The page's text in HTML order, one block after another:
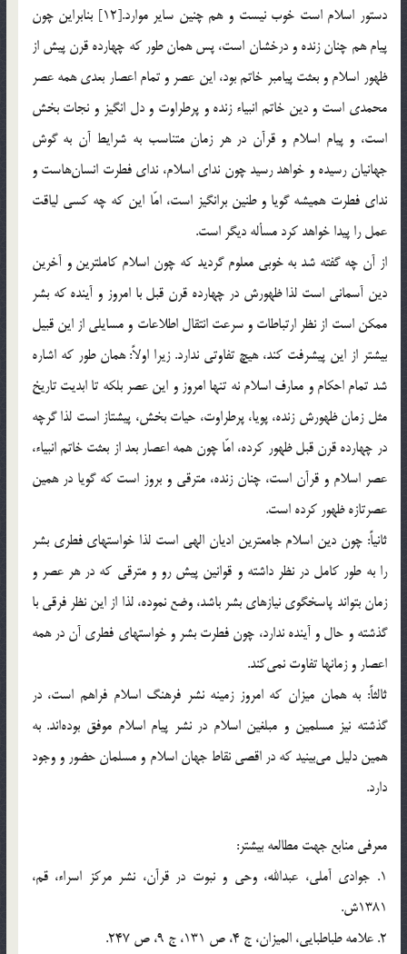
دستور اسلام است خوب نيست و هم چنين ساير موارد.[12] بنابراين چون
پيام هم چنان زنده و درخشان است، پس همان طور كه چهارده قرن پيش از
ظهور اسلام و بعثت پيامبر خاتم بود، اين عصر و تمام اعصار بعدي همه عصر
محمدي است و دين خاتم انبياء زنده و پرطراوت و دل انگيز و نجات بخش
است، و پيام اسلام و قرآن در هر زمان متناسب به شرايط آن به گوش
جهانيان رسيده و خواهد رسيد چون نداي اسلام، نداي فطرت انسان‌هاست و
نداي فطرت هميشه گويا و طنين برانگيز است، امّا اين كه چه كسي لياقت
عمل را پيدا خواهد كرد مسأله ديگر است.
از آن چه گفته شد به خوبي معلوم گرديد كه چون اسلام كاملترين و آخرين
دين آسماني است لذا ظهورش در چهارده قرن قبل با امروز و آينده كه بشر
ممكن است از نظر ارتباطات و سرعت انتقال اطلاعات و مسايلي از اين قبيل
بيشتر از اين پيشرفت كند، هيچ تفاوتي ندارد. زيرا اولاً: همان طور كه اشاره
شد تمام احكام و معارف اسلام نه تنها امروز و اين عصر بلكه تا ابديت تاريخ
مثل زمان ظهورش زنده، پويا، پرطراوت، حيات بخش، پيشتاز است لذا گرچه
در چهارده قرن قبل ظهور كرده، امّا چون همه اعصار بعد از بعثت خاتم انبياء،
عصر اسلام و قرآن است، چنان زنده، مترقي و بروز است كه گويا در همين
عصرتازه ظهور كرده است.
ثانياً: چون دين اسلام جامعترين اديان الهي است لذا خواستهاي فطري بشر
را به طور كامل در نظر داشته و قوانين پيش رو و مترقي كه در هر عصر و
زمان بتواند پاسخگوي نيازهاي بشر باشد، وضع نموده‌، لذا از اين نظر فرقي با
گذشته و حال و آينده ندارد، چون فطرت بشر و خواستهاي فطري آن در همه
اعصار و زمانها تفاوت نمي‌كند.
ثالثاً: به همان ميزان كه امروز زمينه نشر فرهنگ اسلام فراهم است، در
گذشته نيز مسلمين و مبلغين اسلام در نشر پيام اسلام موفق بوده‌اند. به
همين دليل مي‌بينيد كه در اقصي نقاط جهان اسلام و مسلمان حضور و وجود
دارد.
معرفي منابع جهت مطالعه بيشتر:
1. جوادي آملي، عبدالله، وحي و نبوت در قرآن، نشر مركز اسراء، قم،
1381ش.
2. علامه طباطبايي، الميزان، ج 4، ص 131، ج 9، ص 247.